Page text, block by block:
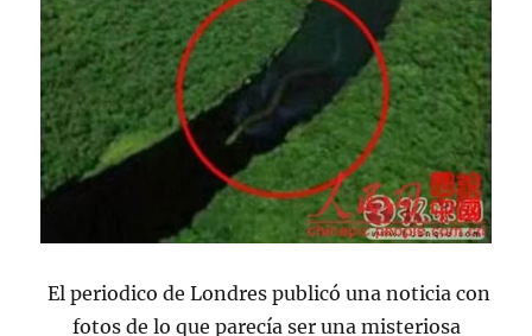
El periodico de Londres publicó una noticia con
fotos de lo que parecía ser una misteriosa